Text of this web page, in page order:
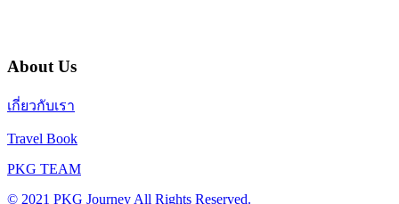
About Us
เกี่ยวกับเรา
Travel Book
PKG TEAM
© 2021 PKG Journey All Rights Reserved.